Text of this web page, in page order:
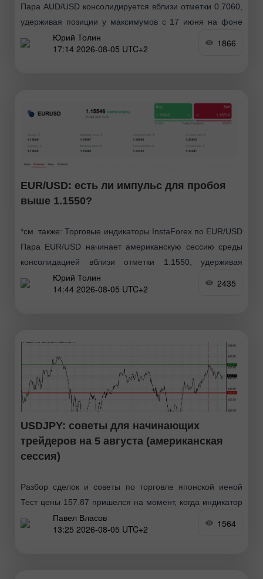
Пара AUD/USD консолидируется вблизи отметки 0.7060,
удерживая позиции у максимумов с 17 июня на фоне
ослабления доллара США и смешанных
геополитических сигналов. Однако
Юрий Толин
17:14 2026-08-05 UTC+2
1866
EUR/USD: есть ли импульс для пробоя
выше 1.1550?
*см. также: Торговые индикаторы InstaForex по EUR/USD
Пара EUR/USD начинает американскую сессию среды
консолидацией вблизи отметки 1.1550, удерживая
завоеванные позиции после уверенного роста от
минимумов в районе 1.1325. Текущая динамика
Юрий Толин
14:44 2026-08-05 UTC+2
2435
USDJPY: советы для начинающих
трейдеров на 5 августа (американская
сессия)
Разбор сделок и советы по торговле японской иеной
Тест цены 157.87 пришелся на момент, когда индикатор
MACD много прошел вверх от нулевой отметки, что
ограничивало восходящий потенциал пары. Во второй
Павел Власов
13:25 2026-08-05 UTC+2
1564